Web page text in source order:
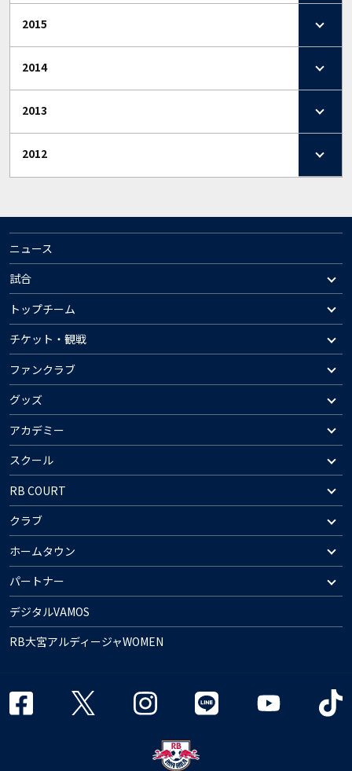
2015
2014
2013
2012
ニュース
試合
トップチーム
チケット・観戦
ファンクラブ
グッズ
アカデミー
スクール
RB COURT
クラブ
ホームタウン
パートナー
デジタルVAMOS
RB大宮アルディージャWOMEN